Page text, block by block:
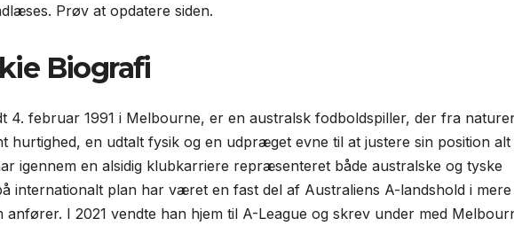
Prøv at opdatere siden.
Biografi
4. februar 1991 i Melbourne, er en australsk fodboldspiller, der fra
hurtighed, en udtalt fysik og en udpræget evne til at justere sin position alt
igennem en alsidig klubkarriere repræsenteret både australske og tyske
internationalt plan har været en fast del af Australiens A-landshold i mere
I 2021 vendte han hjem til A-League og skrev under med